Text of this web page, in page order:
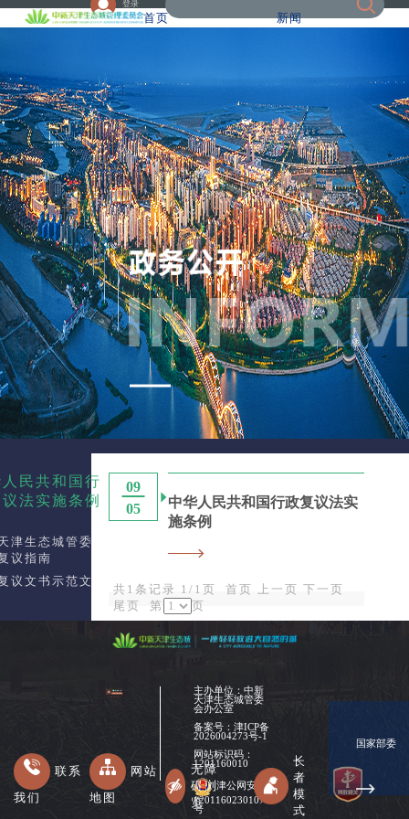
登录
首页 新闻
民共和国行
法实施条例
津生态城管委会
议指南
议文书示范文本
09
05
中华人民共和国行政复议法实
施条例
共1条记录 1/1页首页 上一页
下一页
尾页
第 页
主办单位：中新
天津生态城管委
会办公室
备案号： 津ICP备
2026004273号-1
网站标识码：
1201160010
津公网安备
12011602301078
号
联系
我们
网站
地图
无障
碍浏
览
长
者
模
式
国家部委